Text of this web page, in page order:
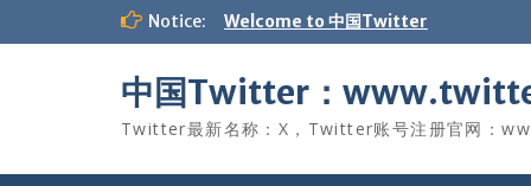
Notice: Welcome to 中国Twitter
中国Twitter：
Twitter最新名称：X，Twitter账号注册官网：